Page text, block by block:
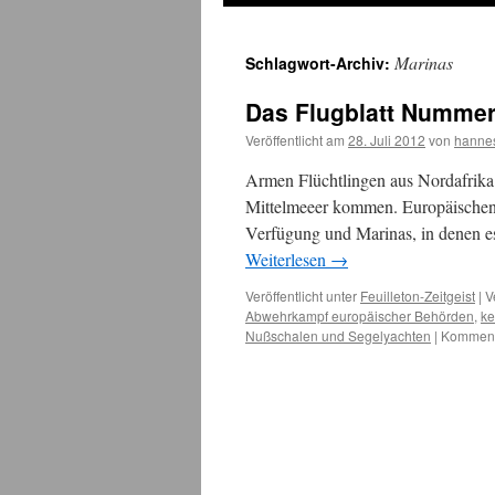
Schlagwort-Archiv: Marinas
Das Flugblatt
Veröffentlicht am 28. Juli 2012 von
Armen Flüchtlingen aus
Mittelmeeer kommen.
Verfügung und Marinas, in denen
Weiterlesen →
Veröffentlicht unter Feuilleton-Zeitgeist |
Abwehrkampf europäischer Behörden,
Nußschalen und Segelyachten |